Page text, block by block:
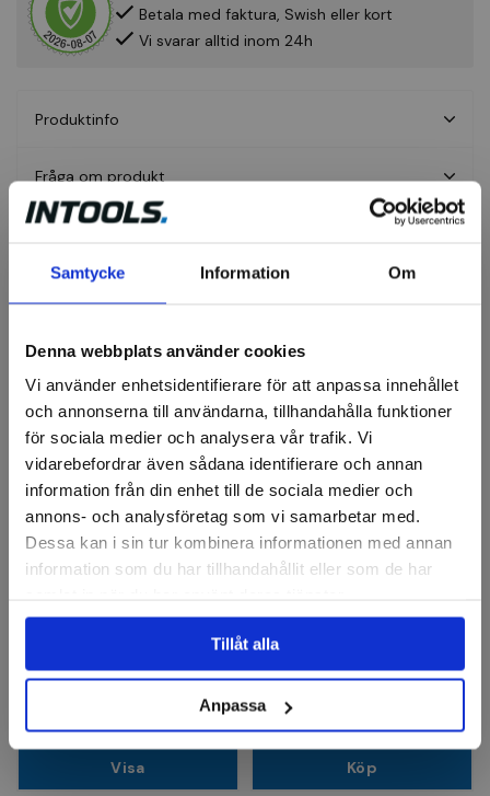
Samtycke Information Om
Denna webbplats använder cookies
Vi använder enhetsidentifierare för att anpassa innehållet
och annonserna till användarna, tillhandahålla funktioner
för sociala medier och analysera vår trafik. Vi
vidarebefordrar även sådana identifierare och annan
information från din enhet till de sociala medier och
annons- och analysföretag som vi samarbetar med.
Dessa kan i sin tur kombinera informationen med annan
information som du har tillhandahållit eller som de har
Tillåt alla
Anpassa
Betala med faktura, Swish eller kort
Vi svarar alltid inom 24h
Produktinfo
Fråga om produkt
ANSMANN
Visa
VARTA
Köp